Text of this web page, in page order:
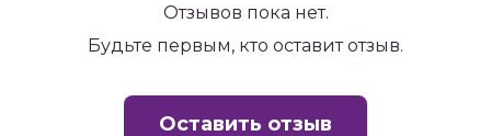
Отзывов пока нет.
Будьте первым, кто оставит отзыв.
Оставить отзыв